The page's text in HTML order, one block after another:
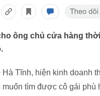
ông chủ cửa hàng
Hà Tĩnh, hiện kinh doanh
tìm được cô gái